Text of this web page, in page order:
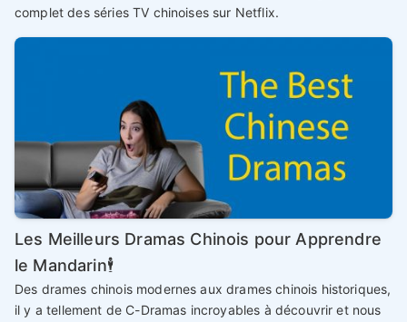
complet des séries TV chinoises sur Netflix.
Les Meilleurs Dramas Chinois pour Apprendre
le Mandarin🕴
Des drames chinois modernes aux drames chinois historiques,
il y a tellement de C-Dramas incroyables à découvrir et nous